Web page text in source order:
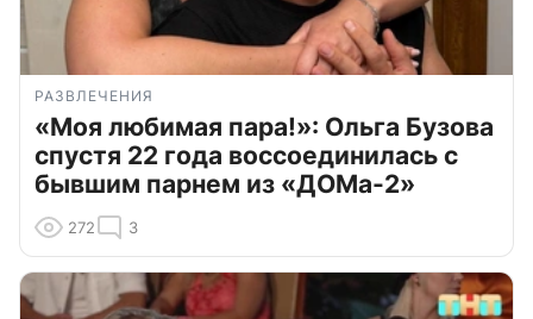
РАЗВЛЕЧЕНИЯ
«Моя любимая пара!»: Ольга Бузова
спустя 22 года воссоединилась с
бывшим парнем из «ДОМа-2»
272 3